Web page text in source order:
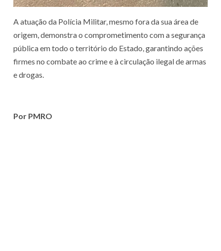
A atuação da Polícia Militar, mesmo fora da sua área de
origem, demonstra o comprometimento com a segurança
pública em todo o território do Estado, garantindo ações
firmes no combate ao crime e à circulação ilegal de armas
e drogas.
Por PMRO